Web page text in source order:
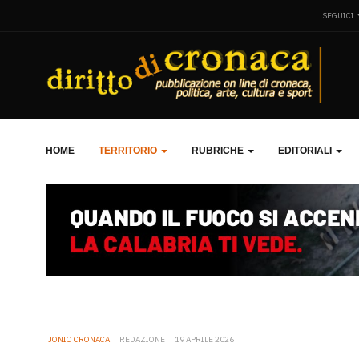
SEGUICI
HOME TERRITORIO RUBRICHE EDITORIALI
JONIO CRONACA REDAZIONE 19 APRILE 2026